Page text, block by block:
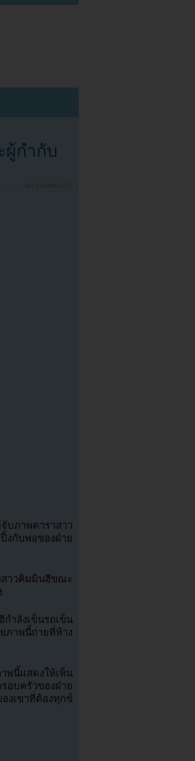
ผู้กำกับ
NO COMMENTS
บภาพดาราสาว
งกับพ่อของฝ่าย
สาวคิมมินฮีขณะ
ำลังเข็นรถเข็น
าพนี้ถ่ายที่ห้าง
พนี้แสดงให้เห็น
อบครัวของฝ่าย
งเขาที่ต้องทุกข์